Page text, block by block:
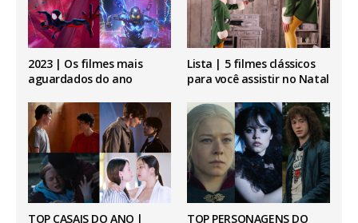
2023 | Os filmes mais
aguardados do ano
Lista | 5 filmes clássicos
para você assistir no Natal
TOP CASAIS DO ANO |
TOP PERSONAGENS DO